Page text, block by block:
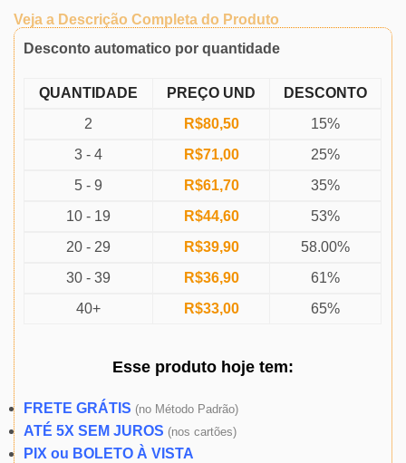
Veja a Descrição Completa do Produto
Desconto automatico por quantidade
QUANTIDADE PREÇO UND
DESCONTO
2
R$80,50
15%
3 - 4
R$71,00
25%
5 - 9
R$61,70
35%
10 - 19
R$44,60
53%
20 - 29
R$39,90
58.00%
30 - 39
R$36,90
61%
40+
R$33,00 65%
Esse produto hojetem:
FRETE GRÁTIS (no Método Padrão)
ATÉ 5X SEM JUROS (nos cartões)
PIX ou BOLETO À VISTA